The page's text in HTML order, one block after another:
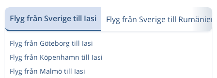
Flyg från Sverige till Iasi Flyg från Sverige till Rumänien
Flyg från Göteborg till Iasi
Flyg från Köpenhamn till Iasi
Flyg från Malmö till Iasi